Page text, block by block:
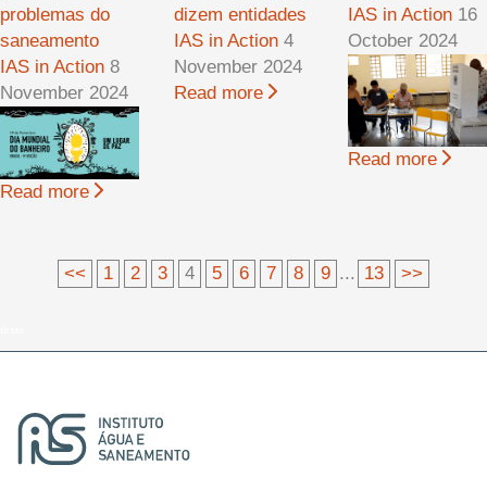
problemas do
saneamento
IAS in Action 8
November 2024
Read more
dizem entidades
IAS in Action 4
November 2024
Read more
IAS in Action 16
October 2024
Read more
<< 1 2 3 4 5 6 7 8 9 ... 13 >>